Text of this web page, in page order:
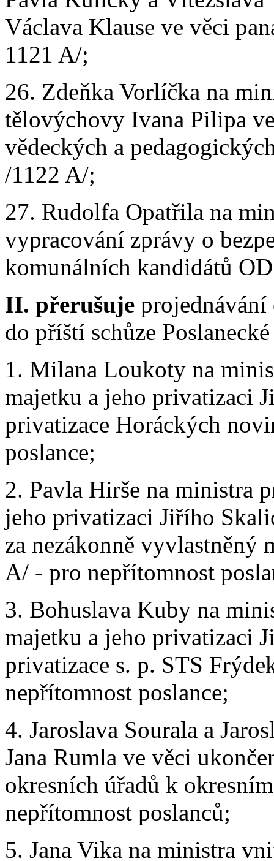
Václava Klause ve věci
1121 A/;
26. Zdeňka Vorlíčka na
tělovýchovy Ivana Pilipa
vědeckých a
/1122 A/;
27. Rudolfa Opatřila na
vypracování zprávy o
komunálních kandidátů
II. přerušuje projednávání
do příští schůze
1. Milana Loukoty na
majetku a jeho privatizaci
privatizace Horáckých
poslance;
2. Pavla Hirše na ministra
jeho privatizaci Jiřího
za nezákonně vyvlastněný
A/ - pro nepřítomnost
3. Bohuslava Kuby na
majetku a jeho privatizaci
privatizace s. p. STS
nepřítomnost poslance;
4. Jaroslava Sourala a
Jana Rumla ve věci
okresních úřadů k
nepřítomnost poslanců;
5. Jana Vika na ministra